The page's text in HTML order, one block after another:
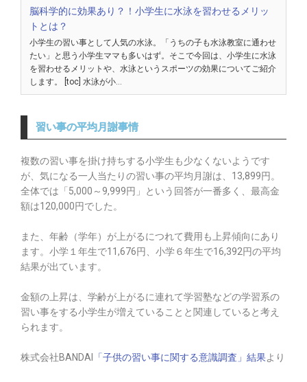
脳科学的に効果あり？！小学生に水泳を習わせるメリッ
トとは？
小学生の習い事として人気の水泳。「うちの子も水泳教室に通わせ
たい」と思う小学生ママも多いはず。そこで今回は、小学生に水泳
を習わせるメリットや、水泳というスポーツの効果についてご紹介
します。 [toc] 水泳が小…
習い事の平均月謝事情
複数の習い事を掛け持ちする小学生も少なくないようです
が、 気になる一人当たりの習い事の平均月謝は、13,899円。
全体では「5,000～9,999円」という回答が一番多く、最高金
額は120,000円でした。
また、年齢（学年）が上がるにつれて費用も上昇傾向にあり
ます。小学１年生で11,676円、小学６年生で16,392円の平均
結果が出ています。
金額の上昇は、学齢が上がるに連れて学習塾などの学習系の
習い事をする小学生が増えていることと関連していると考え
られます。
株式会社BANDAI 「子供の習い事に関する意識調査」結果より